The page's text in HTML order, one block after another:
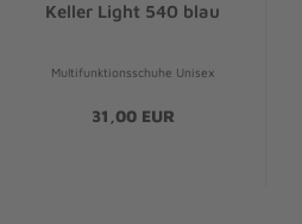
Keller Light 540 blau
Multifunktionsschuhe Unisex
31,00 EUR